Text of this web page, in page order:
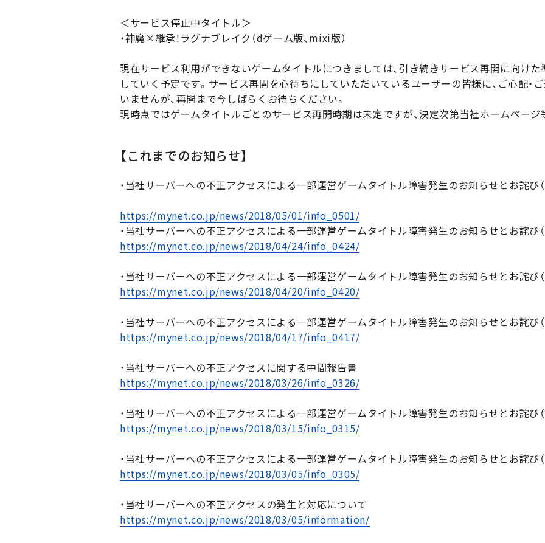
＜サービス停止中タイトル＞
・神魔×継承！ラグナブレイク（dゲーム版、mixi版）
現在サービス利用ができないゲームタイトルにつきましては、引き続きサービス再開に向けた
していく予定です。サービス再開を心待ちにしていただいているユーザーの皆様に、ご心配・
いませんが、再開まで今しばらくお待ちください。
現時点ではゲームタイトルごとのサービス再開時期は未定ですが、決定次第当社ホームペー
【これまでのお知らせ】
・当社サーバーへの不正アクセスによる一部運営ゲームタイトル障害発生のお知らせとお詫び
https://mynet.co.jp/news/2018/05/01/info_0501/
・当社サーバーへの不正アクセスによる一部運営ゲームタイトル障害発生のお知らせとお詫び
https://mynet.co.jp/news/2018/04/24/info_0424/
・当社サーバーへの不正アクセスによる一部運営ゲームタイトル障害発生のお知らせとお詫び
https://mynet.co.jp/news/2018/04/20/info_0420/
・当社サーバーへの不正アクセスによる一部運営ゲームタイトル障害発生のお知らせとお詫び
https://mynet.co.jp/news/2018/04/17/info_0417/
・当社サーバーへの不正アクセスに関する中間報告書
https://mynet.co.jp/news/2018/03/26/info_0326/
・当社サーバーへの不正アクセスによる一部運営ゲームタイトル障害発生のお知らせとお詫び
https://mynet.co.jp/news/2018/03/15/info_0315/
・当社サーバーへの不正アクセスによる一部運営ゲームタイトル障害発生のお知らせとお詫び
https://mynet.co.jp/news/2018/03/05/info_0305/
・当社サーバーへの不正アクセスの発生と対応について
https://mynet.co.jp/news/2018/03/05/information/